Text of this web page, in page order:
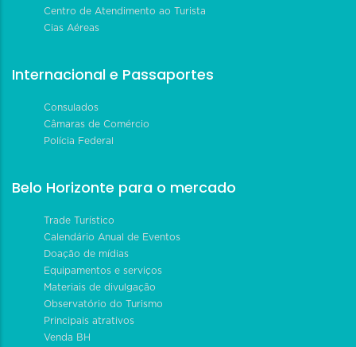
Centro de Atendimento ao Turista
Cias Aéreas
Internacional e Passaportes
Consulados
Câmaras de Comércio
Polícia Federal
Belo Horizonte para o mercado
Trade Turístico
Calendário Anual de Eventos
Doação de mídias
Equipamentos e serviços
Materiais de divulgação
Observatório do Turismo
Principais atrativos
Venda BH